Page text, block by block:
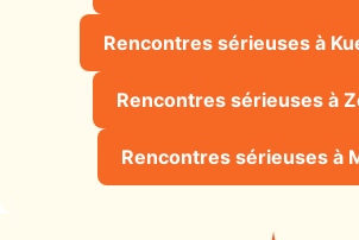
Rencontres sérieuses à
Rencontres sérieuses à
Rencontres sérieuses à